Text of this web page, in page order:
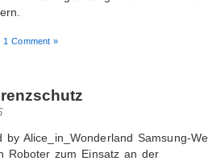
1 Comment »
by Alice_in_Wonderland Samsung-
Roboter zum Einsatz an der